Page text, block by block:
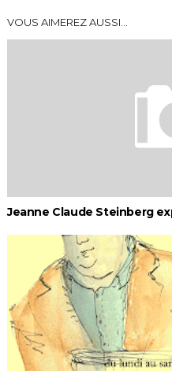
VOUS AIMEREZ AUSSI...
Jeanne Claude Steinberg